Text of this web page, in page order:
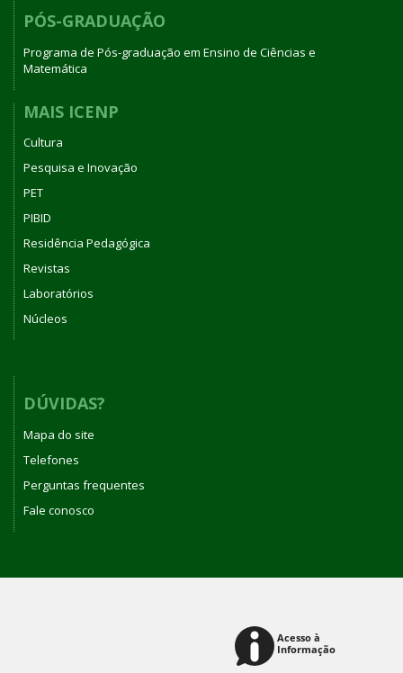
PÓS-GRADUAÇÃO
Programa de Pós-graduação em Ensino de Ciências e
Matemática
MAIS ICENP
Cultura
Pesquisa e Inovação
PET
PIBID
Residência Pedagógica
Revistas
Laboratórios
Núcleos
DÚVIDAS?
Mapa do site
Telefones
Perguntas frequentes
Fale conosco